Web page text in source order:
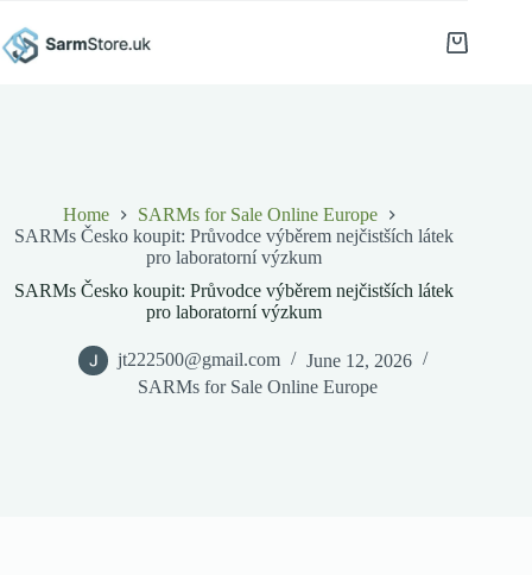
to
content
Shopping
Home
SARMs for Sale Online Europe
SARMs Česko koupit: Průvodce výběrem nejčistších látek
pro laboratorní výzkum
SARMs Česko koupit: Průvodce výběrem nejčistších látek
pro laboratorní výzkum
jt222500@gmail.com
June 12, 2026
SARMs for Sale Online Europe